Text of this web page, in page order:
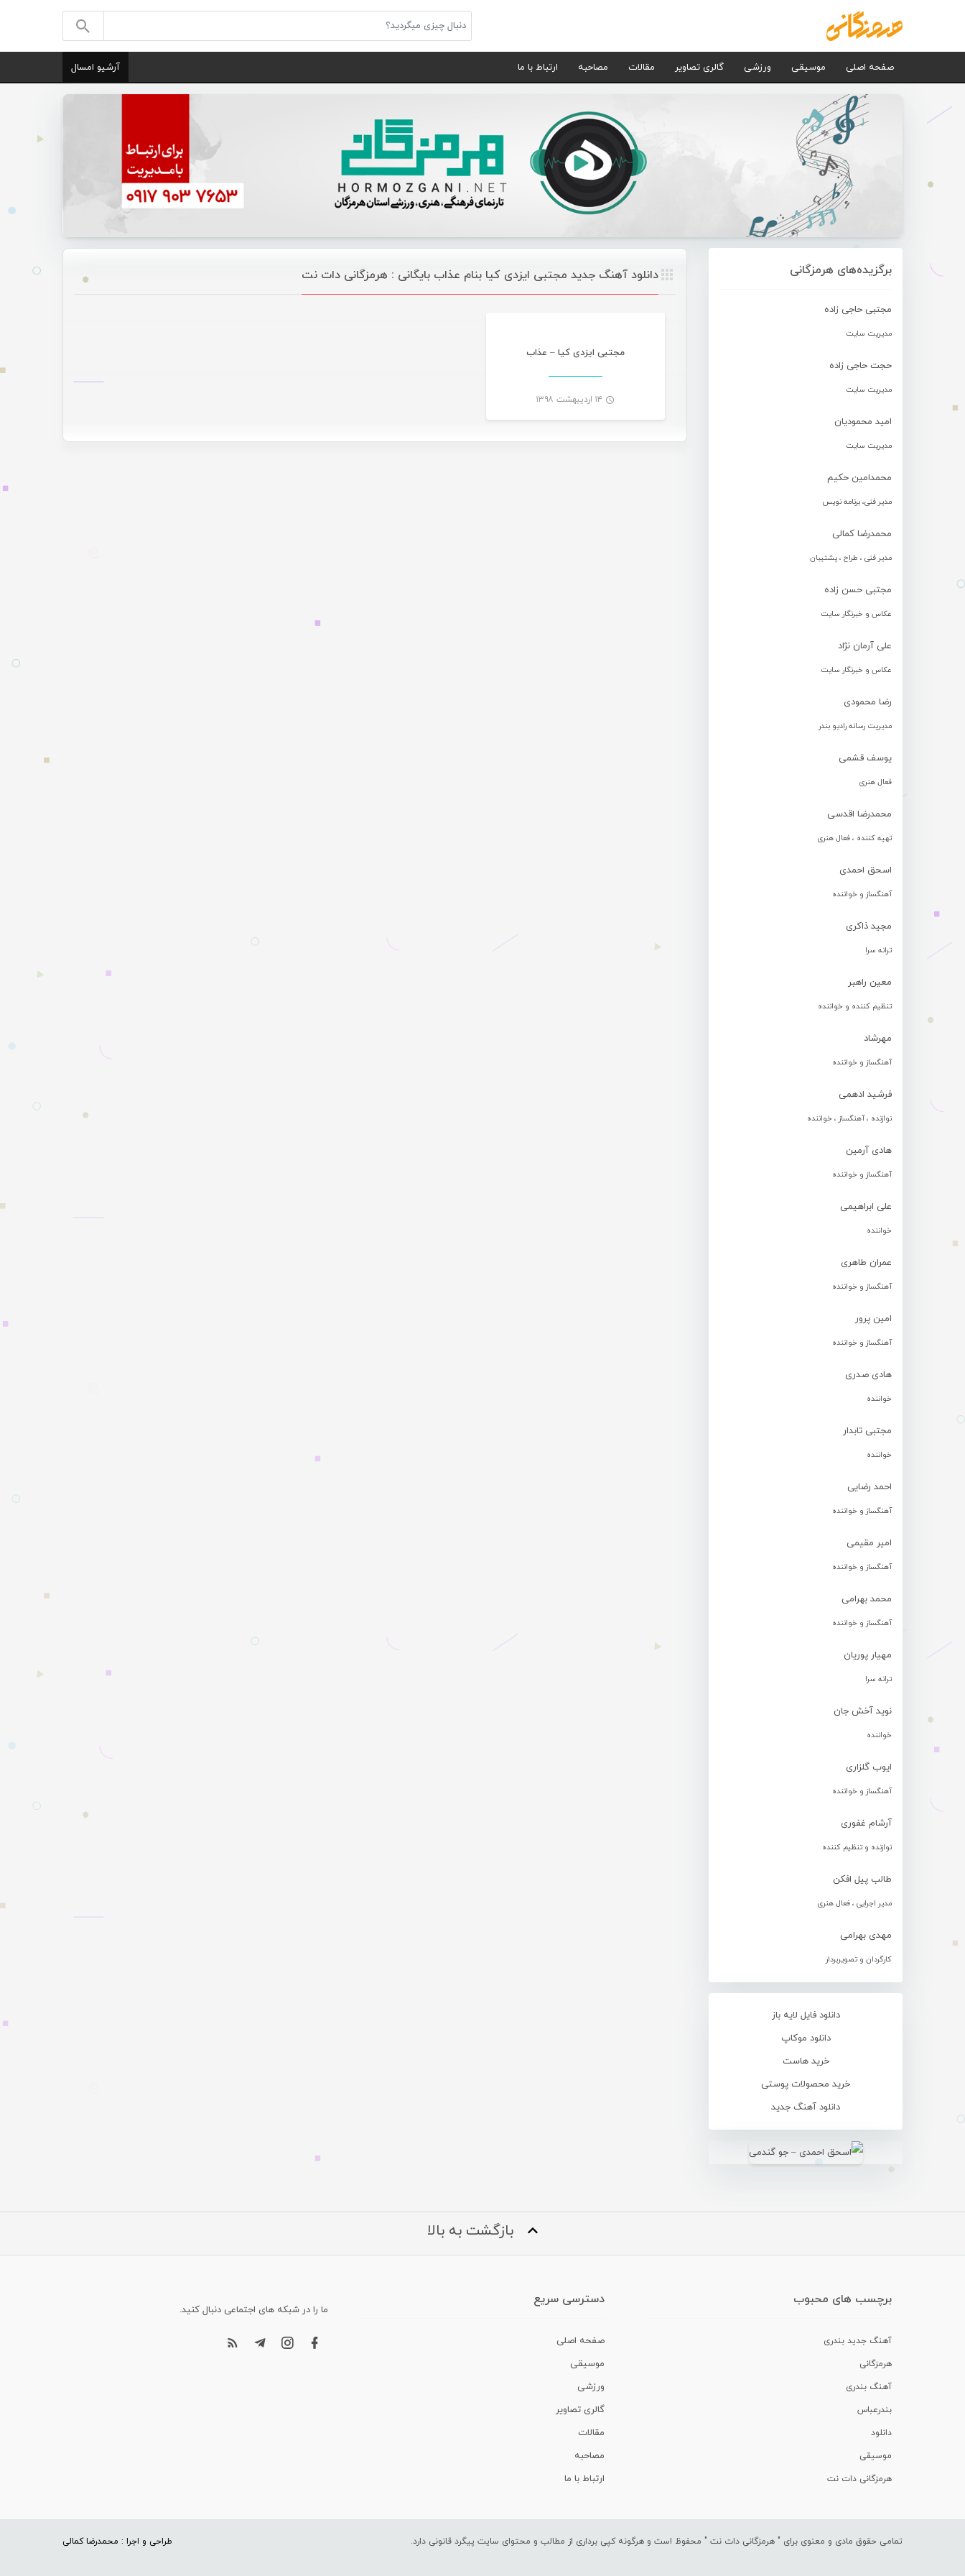
صفحه اصلی موسیقی ورزشی گالری تصاویر مقالات مصاحبه ارتباط با ما آرشیو امسال
برگزیده‌های هرمزگانی
مجتبی حاجی زاده
مدیریت سایت
حجت حاجی زاده
مدیریت سایت
امید محمودیان
مدیریت سایت
محمدامین حکیم
مدیر فنی، برنامه نویس
محمدرضا کمالی
مدیر فنی ، طراح ، پشتیبان
مجتبی حسن زاده
عکاس و خبرنگار سایت
علی آرمان نژاد
عکاس و خبرنگار سایت
رضا محمودی
مدیریت رسانه رادیو بندر
یوسف قشمی
فعال هنری
محمدرضا اقدسی
تهیه کننده ، فعال هنری
اسحق احمدی
آهنگساز و خواننده
مجید ذاکری
ترانه سرا
معین راهبر
تنظیم کننده و خواننده
مهرشاد
آهنگساز و خواننده
فرشید ادهمی
نوازنده ، آهنگساز ، خواننده
هادی آرمین
آهنگساز و خواننده
علی ابراهیمی
خواننده
عمران طاهری
آهنگساز و خواننده
امین پرور
آهنگساز و خواننده
هادی صدری
خواننده
مجتبی تابدار
خواننده
احمد رضایی
آهنگساز و خواننده
امیر مقیمی
آهنگساز و خواننده
محمد بهرامی
آهنگساز و خواننده
مهیار پوریان
ترانه سرا
نوید آخش جان
خواننده
ایوب گلزاری
آهنگساز و خواننده
آرشام غفوری
نوازنده و تنظیم کننده
طالب پیل افکن
مدیر اجرایی ، فعال هنری
مهدی بهرامی
کارگردان و تصویربردار
دانلود فایل لایه باز
دانلود موکاپ
خرید هاست
خرید محصولات پوستی
دانلود آهنگ جدید
دانلود آهنگ جدید مجتبی ایزدی کیا بنام عذاب بایگانی : هرمزگانی دات نت
مجتبی ایزدی کیا – عذاب
۱۴ اردیبهشت ۱۳۹۸
بازگشت به بالا
برچسب های محبوب
آهنگ جدید بندری
هرمزگانی
آهنگ بندری
بندرعباس
دانلود
موسیقی
هرمزگانی دات نت
دسترسی سریع
صفحه اصلی
موسیقی
ورزشی
گالری تصاویر
مقالات
مصاحبه
ارتباط با ما
ما را در شبکه های اجتماعی دنبال کنید.
تمامی حقوق مادی و معنوی برای " هرمزگانی دات نت " محفوظ است و هرگونه کپی برداری از مطالب و محتوای سایت پیگرد قانونی دارد. طراحی و اجرا : محمدرضا کمالی